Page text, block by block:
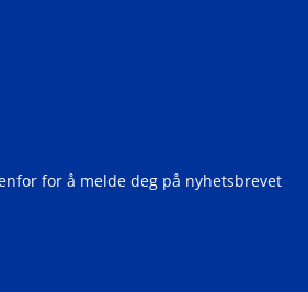
for å melde deg på nyhetsbrevet